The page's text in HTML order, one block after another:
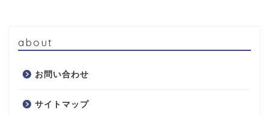
about
お問い合わせ
サイトマップ